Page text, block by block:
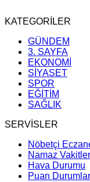
KATEGORİLER
GÜNDEM
3. SAYFA
EKONOMİ
SİYASET
SPOR
EĞİTİM
SAĞLIK
SERVİSLER
Nöbetçi
Namaz
Hava Durumu
Puan